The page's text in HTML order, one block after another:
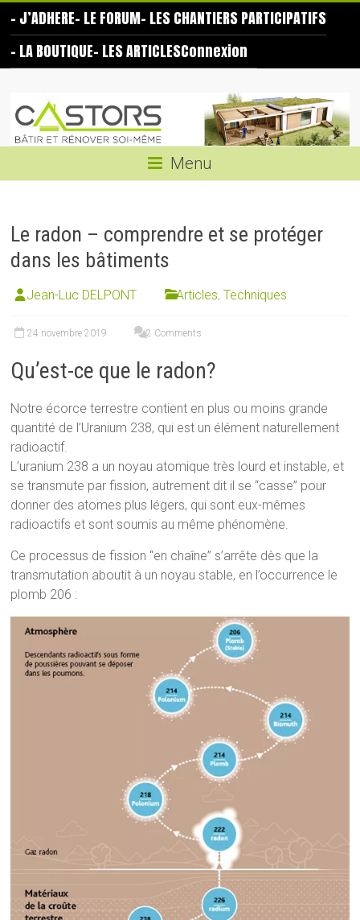
content
– J’ADHERE– LE FORUM– LES CHANTIERS PARTICIPATIFS
– LA BOUTIQUE– LES ARTICLESConnexion
Castors
même
Menu
Le radon – comprendre et se protéger
dans les bâtiments
Jean-Luc DELPONT Articles,Techniques
24 novembre 2019 2 Comments
Qu’est-ce que le radon?
Notre écorce terrestre contient en plus ou moins grande
quantité de l’Uranium 238, qui est un élément naturellement
radioactif.
L’uranium 238 a un noyau atomique très lourd et instable, et
se transmute par fission, autrement dit il se “casse” pour
donner des atomes plus légers, qui sont eux-mêmes
radioactifs et sont soumis au même phénomène.
Ce processus de fission “en chaîne” s’arrête dès que la
transmutation aboutit à un noyau stable, en l’occurrence le
plomb 206 :